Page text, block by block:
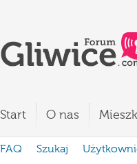
Start O nas
FAQ Szukaj